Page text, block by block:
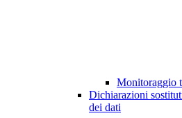
Monitoraggio
Dichiarazioni
dei dati